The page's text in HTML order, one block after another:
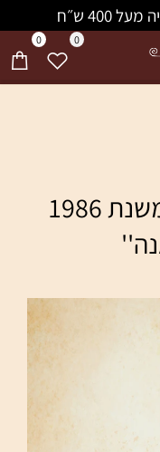
400 ש״ח
0 0
רוסי של ולדימיר בגניוק משנת 1986